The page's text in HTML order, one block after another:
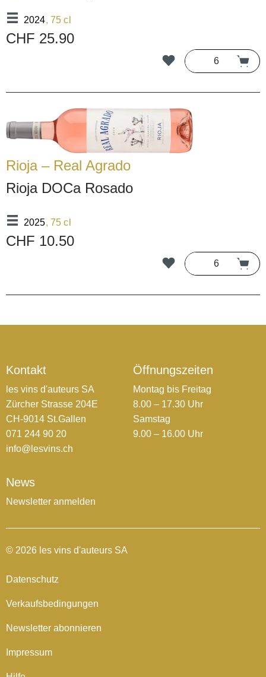
2024, 75 cl
CHF 25.90
Rioja – Real Agrado
Rioja DOCa Rosado
2025, 75 cl
CHF 10.50
Kontakt
les vins d'auteurs SA
Zürcher Strasse 204E
CH-9014 St.Gallen
071 244 90 20
info@lesvins.ch
Öffnungszeiten
Montag bis Freitag
8.00 – 17.30 Uhr
Samstag
9.00 – 16.00 Uhr
News
Newsletter anmelden
© 2026 les vins d'auteurs SA
Datenschutz
Verkaufsbedingungen
Newsletter abonnieren
Impressum